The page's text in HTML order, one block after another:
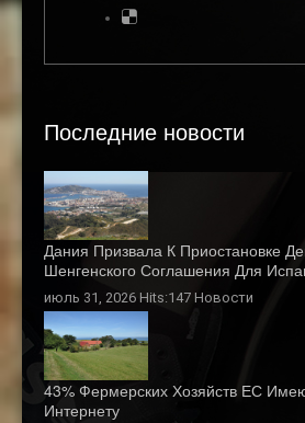
Последние новости
Дания Призвала К Приостановке
Шенгенского Соглашения Для
июль 31, 2026 Hits:147 Новости
43% Фермерских Хозяйств ЕС
Интернету